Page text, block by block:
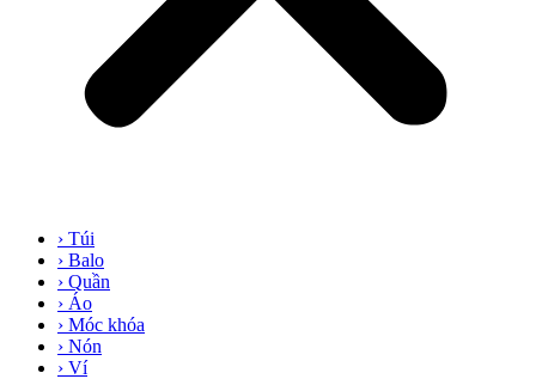
› Túi
› Balo
› Quần
› Áo
› Móc khóa
› Nón
› Ví